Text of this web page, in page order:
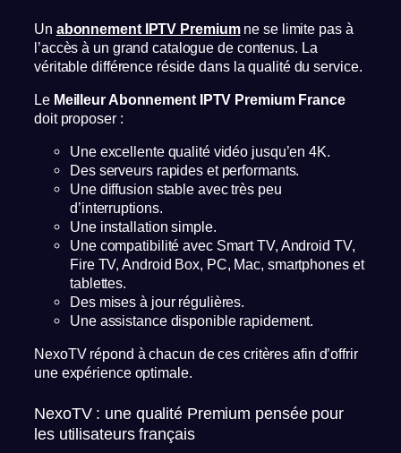
Un abonnement IPTV Premiumne se limite pas à
l’accès à un grand catalogue de contenus. La
véritable différence réside dans la qualité du service.
Le Meilleur Abonnement IPTV Premium France
doit proposer :
Une excellente qualité vidéo jusqu’en 4K.
Des serveurs rapides et performants.
Une diffusion stable avec très peu
d’interruptions.
Une installation simple.
Une compatibilité avec Smart TV, Android TV,
Fire TV, Android Box, PC, Mac, smartphones et
tablettes.
Des mises à jour régulières.
Une assistance disponible rapidement.
NexoTV répond à chacun de ces critères afin d’offrir
une expérience optimale.
NexoTV : une qualité Premium pensée pour
les utilisateurs français